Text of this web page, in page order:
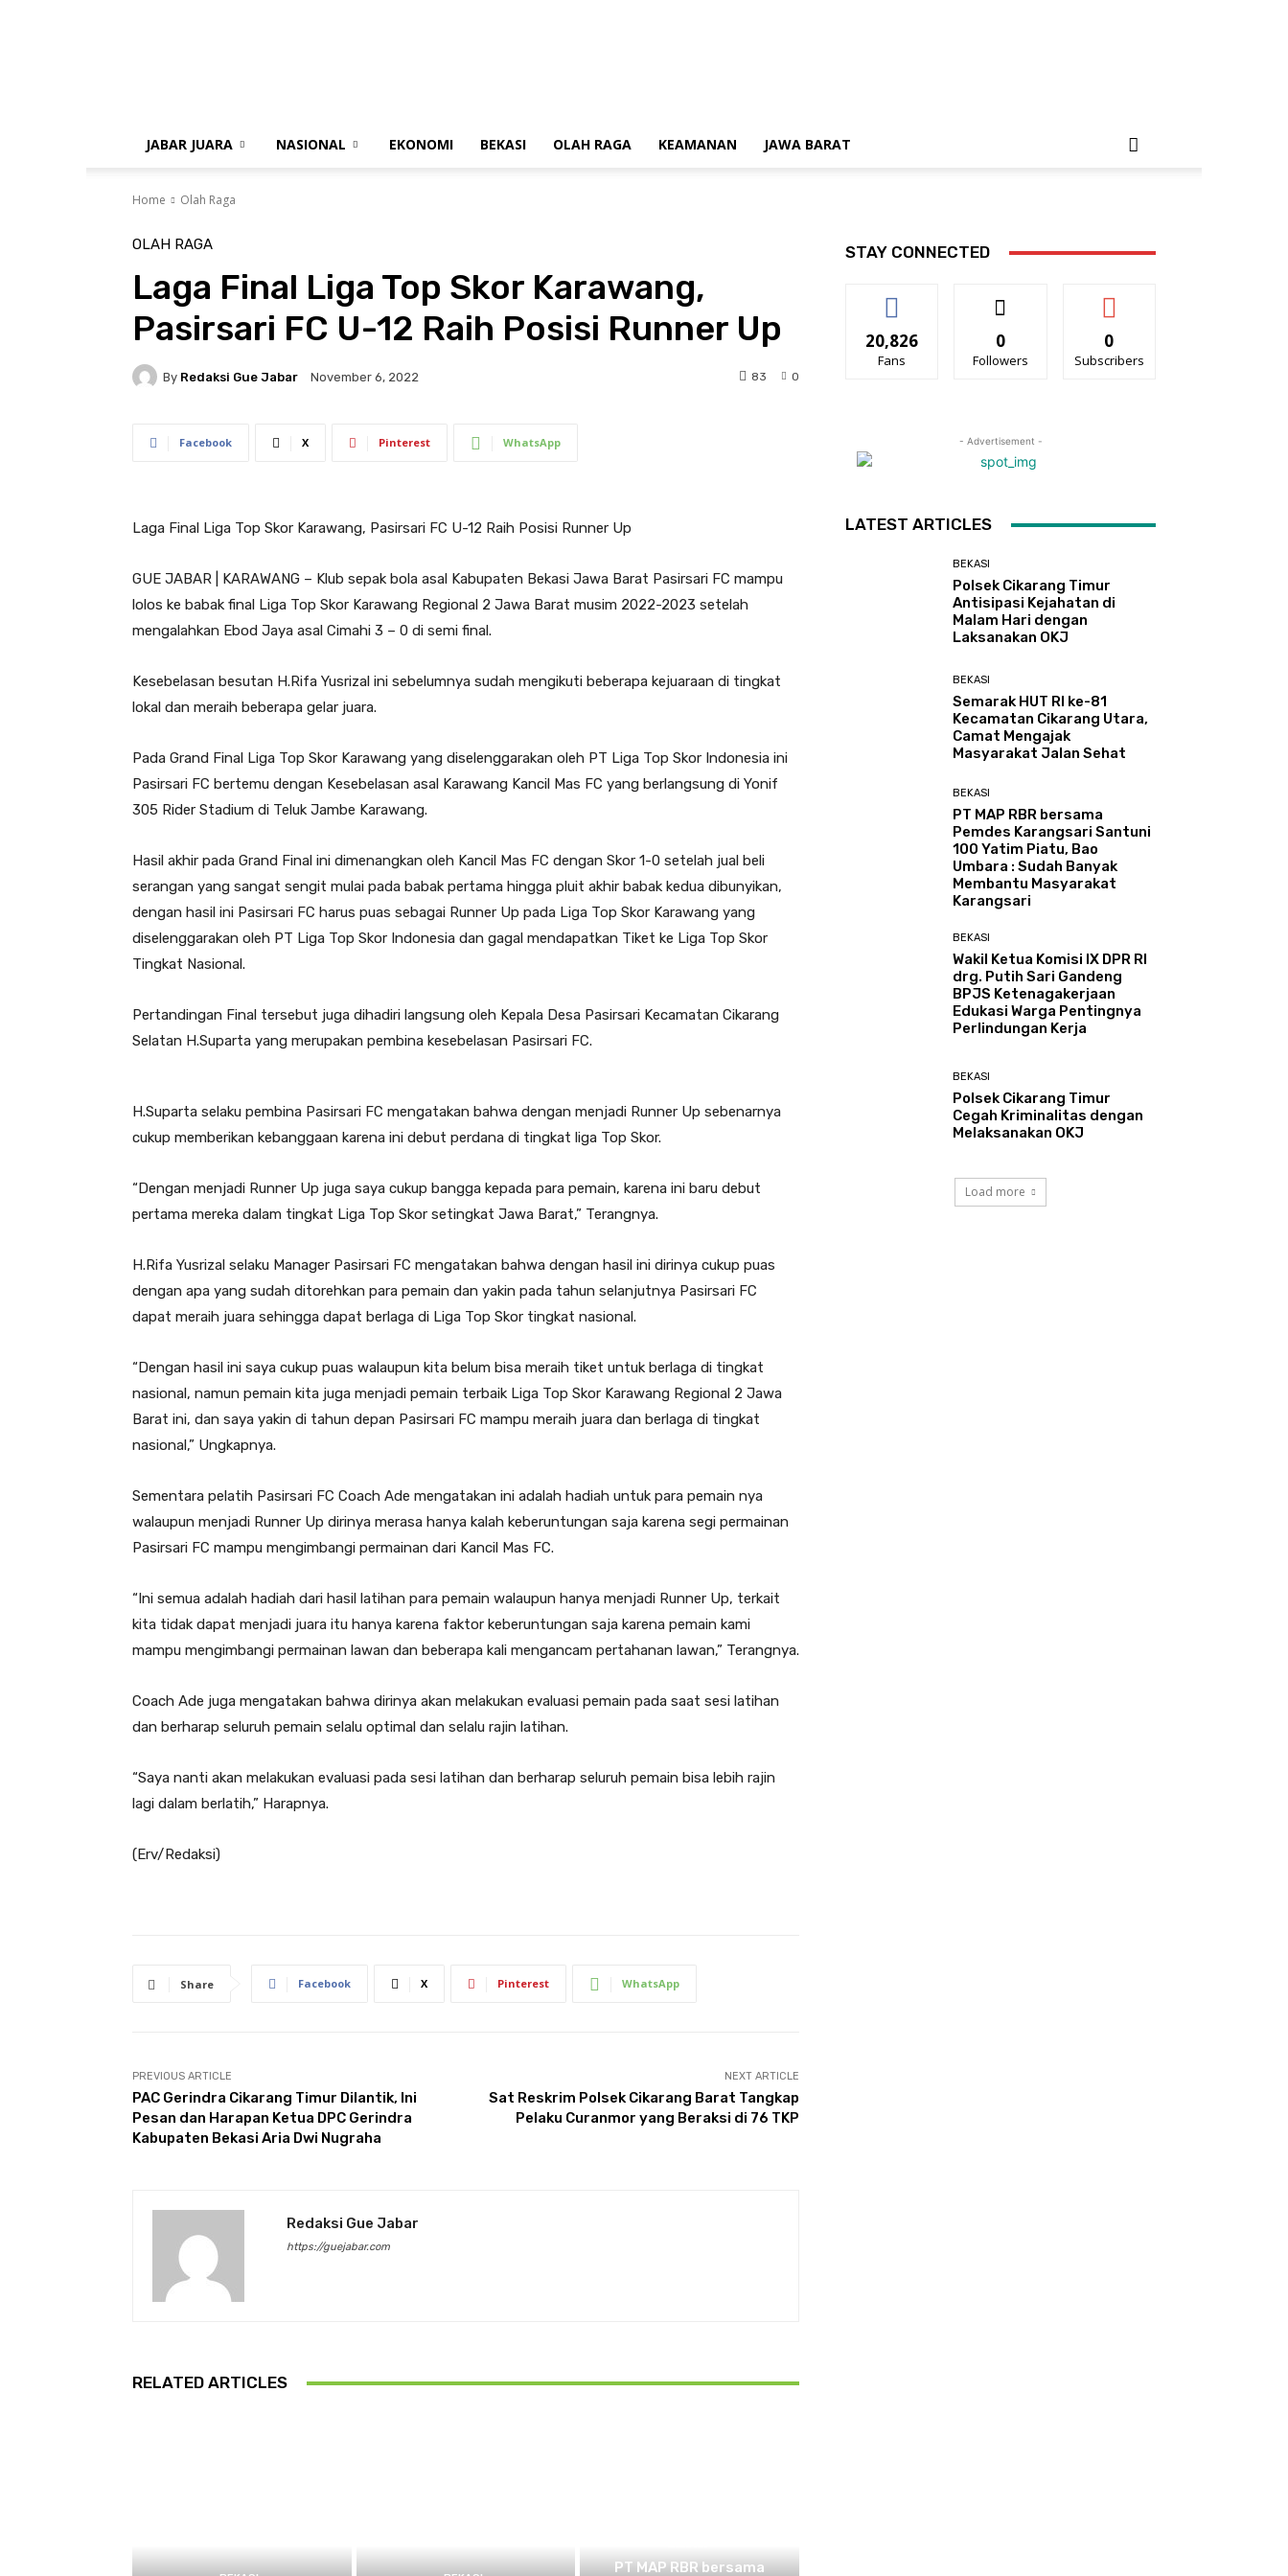
JABAR JUARA NASIONAL EKONOMI BEKASI OLAH RAGA KEAMANAN JAWA BARAT
Home Olah Raga
OLAH RAGA
Laga Final Liga Top Skor Karawang,
Pasirsari FC U-12 Raih Posisi Runner Up
By Redaksi Gue Jabar November 6, 2022 0
83
Facebook X Pinterest WhatsApp
Laga Final Liga Top Skor Karawang, Pasirsari FC U-12 Raih Posisi Runner Up
GUE JABAR | KARAWANG – Klub sepak bola asal Kabupaten Bekasi Jawa Barat Pasirsari FC mampu
lolos ke babak final Liga Top Skor Karawang Regional 2 Jawa Barat musim 2022-2023 setelah
mengalahkan Ebod Jaya asal Cimahi 3 – 0 di semi final.
Kesebelasan besutan H.Rifa Yusrizal ini sebelumnya sudah mengikuti beberapa kejuaraan di tingkat
lokal dan meraih beberapa gelar juara.
Pada Grand Final Liga Top Skor Karawang yang diselenggarakan oleh PT Liga Top Skor Indonesia ini
Pasirsari FC bertemu dengan Kesebelasan asal Karawang Kancil Mas FC yang berlangsung di Yonif
305 Rider Stadium di Teluk Jambe Karawang.
Hasil akhir pada Grand Final ini dimenangkan oleh Kancil Mas FC dengan Skor 1-0 setelah jual beli
serangan yang sangat sengit mulai pada babak pertama hingga pluit akhir babak kedua dibunyikan,
dengan hasil ini Pasirsari FC harus puas sebagai Runner Up pada Liga Top Skor Karawang yang
diselenggarakan oleh PT Liga Top Skor Indonesia dan gagal mendapatkan Tiket ke Liga Top Skor
Tingkat Nasional.
Pertandingan Final tersebut juga dihadiri langsung oleh Kepala Desa Pasirsari Kecamatan Cikarang
Selatan H.Suparta yang merupakan pembina kesebelasan Pasirsari FC.
H.Suparta selaku pembina Pasirsari FC mengatakan bahwa dengan menjadi Runner Up sebenarnya
cukup memberikan kebanggaan karena ini debut perdana di tingkat liga Top Skor.
“Dengan menjadi Runner Up juga saya cukup bangga kepada para pemain, karena ini baru debut
pertama mereka dalam tingkat Liga Top Skor setingkat Jawa Barat,” Terangnya.
H.Rifa Yusrizal selaku Manager Pasirsari FC mengatakan bahwa dengan hasil ini dirinya cukup puas
dengan apa yang sudah ditorehkan para pemain dan yakin pada tahun selanjutnya Pasirsari FC
dapat meraih juara sehingga dapat berlaga di Liga Top Skor tingkat nasional.
“Dengan hasil ini saya cukup puas walaupun kita belum bisa meraih tiket untuk berlaga di tingkat
nasional, namun pemain kita juga menjadi pemain terbaik Liga Top Skor Karawang Regional 2 Jawa
Barat ini, dan saya yakin di tahun depan Pasirsari FC mampu meraih juara dan berlaga di tingkat
nasional,” Ungkapnya.
Sementara pelatih Pasirsari FC Coach Ade mengatakan ini adalah hadiah untuk para pemain nya
walaupun menjadi Runner Up dirinya merasa hanya kalah keberuntungan saja karena segi permainan
Pasirsari FC mampu mengimbangi permainan dari Kancil Mas FC.
“Ini semua adalah hadiah dari hasil latihan para pemain walaupun hanya menjadi Runner Up, terkait
kita tidak dapat menjadi juara itu hanya karena faktor keberuntungan saja karena pemain kami
mampu mengimbangi permainan lawan dan beberapa kali mengancam pertahanan lawan,” Terangnya.
Coach Ade juga mengatakan bahwa dirinya akan melakukan evaluasi pemain pada saat sesi latihan
dan berharap seluruh pemain selalu optimal dan selalu rajin latihan.
“Saya nanti akan melakukan evaluasi pada sesi latihan dan berharap seluruh pemain bisa lebih rajin
lagi dalam berlatih,” Harapnya.
(Erv/Redaksi)
Share Facebook X Pinterest WhatsApp
PREVIOUS ARTICLE
PAC Gerindra Cikarang Timur Dilantik, Ini
Pesan dan Harapan Ketua DPC Gerindra
Kabupaten Bekasi Aria Dwi Nugraha
NEXT ARTICLE
Sat Reskrim Polsek Cikarang Barat Tangkap
Pelaku Curanmor yang Beraksi di 76 TKP
Redaksi Gue Jabar
https://guejabar.com
RELATED ARTICLES
PT MAP RBR bersama
STAY CONNECTED
20,826
Fans
0
Followers
0
Subscribers
- Advertisement -
LATEST ARTICLES
BEKASI
Polsek Cikarang Timur
Antisipasi Kejahatan di
Malam Hari dengan
Laksanakan OKJ
BEKASI
Semarak HUT RI ke-81
Kecamatan Cikarang Utara,
Camat Mengajak
Masyarakat Jalan Sehat
BEKASI
PT MAP RBR bersama
Pemdes Karangsari Santuni
100 Yatim Piatu, Bao
Umbara : Sudah Banyak
Membantu Masyarakat
Karangsari
BEKASI
Wakil Ketua Komisi IX DPR RI
drg. Putih Sari Gandeng
BPJS Ketenagakerjaan
Edukasi Warga Pentingnya
Perlindungan Kerja
BEKASI
Polsek Cikarang Timur
Cegah Kriminalitas dengan
Melaksanakan OKJ
Load more